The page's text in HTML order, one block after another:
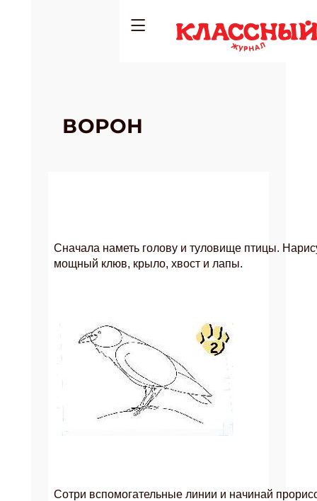
ВОРОН
Сначала наметь голову и туловище птицы.
мощный клюв, крыло, хвост и лапы.
Сотри вспомогательные линии и начинай